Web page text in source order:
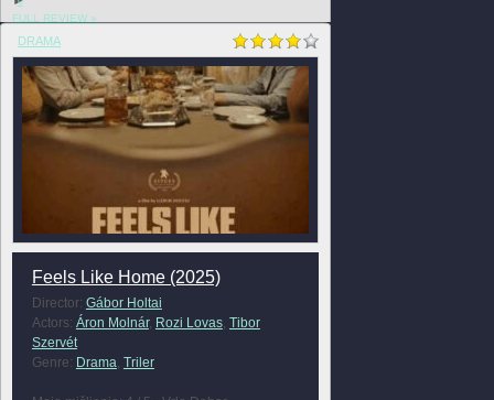
FULL REVIEW »
DRAMA
Feels Like Home (2025)
Director: Gábor Holtai
Actors: Áron Molnár, Rozi Lovas, Tibor
Szervét
Genre: Drama Triler